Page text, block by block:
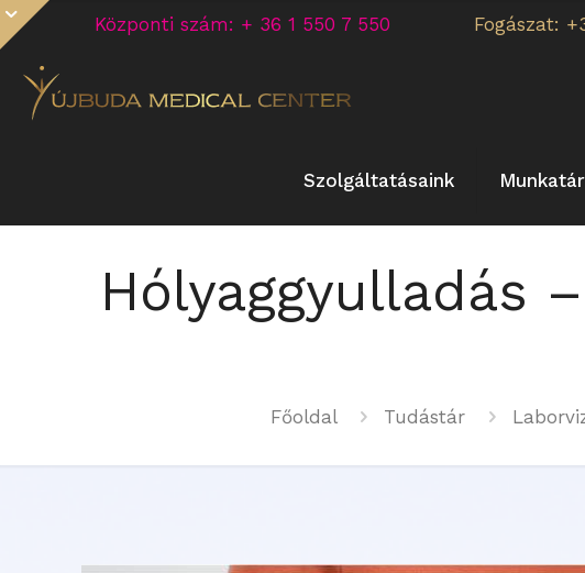
Központi szám: + 36 1 550 7 550 Fogászat:
Szolgáltatásaink
Hólyaggyulladás
Főoldal Tudástár